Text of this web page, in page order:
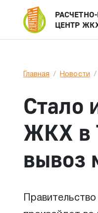
ЦЕНТР
Главная Новости
Стало
ЖКХ в
вывоз